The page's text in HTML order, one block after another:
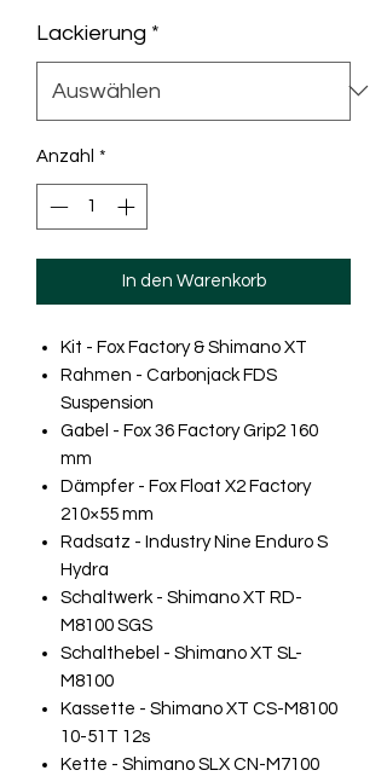
Lackierung *
Anzahl *
In den Warenkorb
Kit - Fox Factory & Shimano XT
Rahmen - Carbonjack FDS
Suspension
Gabel - Fox 36 Factory Grip2 160
mm
Dämpfer - Fox Float X2 Factory
210×55 mm
Radsatz - Industry Nine Enduro S
Hydra
Schaltwerk - Shimano XT RD-
M8100 SGS
Schalthebel - Shimano XT SL-
M8100
Kassette - Shimano XT CS-M8100
10-51T 12s
Kette - Shimano SLX CN-M7100